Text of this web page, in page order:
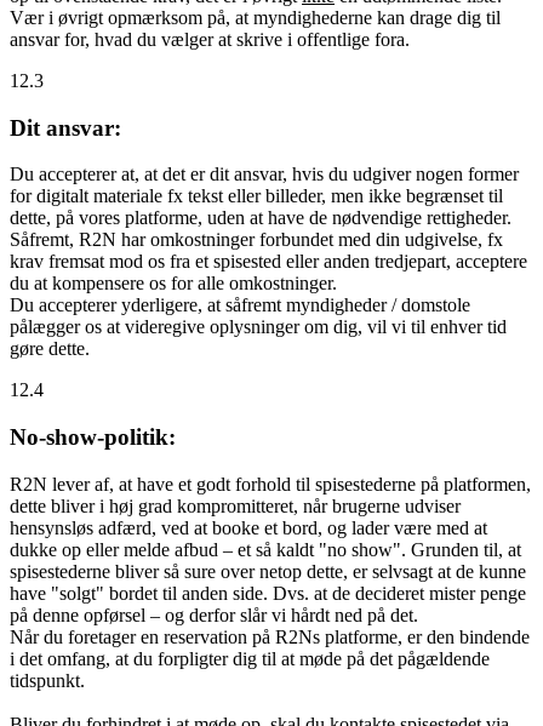
Vær i øvrigt opmærksom på, at myndighederne kan drage dig til
ansvar for, hvad du vælger at skrive i offentlige fora.
12.3
Dit ansvar:
Du accepterer at, at det er dit ansvar, hvis du udgiver nogen former
for digitalt materiale fx tekst eller billeder, men ikke begrænset til
dette, på vores platforme, uden at have de nødvendige rettigheder.
Såfremt, R2N har omkostninger forbundet med din udgivelse, fx
krav fremsat mod os fra et spisested eller anden tredjepart, acceptere
du at kompensere os for alle omkostninger.
Du accepterer yderligere, at såfremt myndigheder / domstole
pålægger os at videregive oplysninger om dig, vil vi til enhver tid
gøre dette.
12.4
No-show-politik:
R2N lever af, at have et godt forhold til spisestederne på platformen,
dette bliver i høj grad kompromitteret, når brugerne udviser
hensynsløs adfærd, ved at booke et bord, og lader være med at
dukke op eller melde afbud – et så kaldt "no show". Grunden til, at
spisestederne bliver så sure over netop dette, er selvsagt at de kunne
have "solgt" bordet til anden side. Dvs. at de decideret mister penge
på denne opførsel – og derfor slår vi hårdt ned på det.
Når du foretager en reservation på R2Ns platforme, er den bindende
i det omfang, at du forpligter dig til at møde på det pågældende
tidspunkt.